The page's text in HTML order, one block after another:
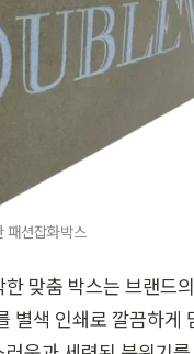
패션잡화박스
맞춤 박스는 브랜드
별색 인쇄로 깔끔하게